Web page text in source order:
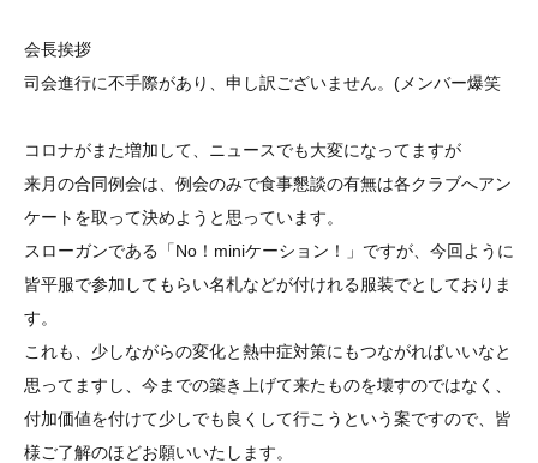
会長挨拶
司会進行に不手際があり、申し訳ございません。(メンバー爆笑
コロナがまた増加して、ニュースでも大変になってますが
来月の合同例会は、例会のみで食事懇談の有無は各クラブへアン
ケートを取って決めようと思っています。
スローガンである「No！miniケーション！」ですが、今回ように
皆平服で参加してもらい名札などが付けれる服装でとしておりま
す。
これも、少しながらの変化と熱中症対策にもつながればいいなと
思ってますし、今までの築き上げて来たものを壊すのではなく、
付加価値を付けて少しでも良くして行こうという案ですので、皆
様ご了解のほどお願いいたします。